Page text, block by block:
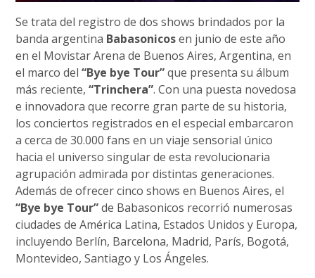
Se trata del registro de dos shows brindados por la
banda argentina Babasonicosen junio de este año
en el Movistar Arena de Buenos Aires, Argentina, en
el marco del“Bye bye Tour”que presenta su álbum
más reciente,“Trinchera”. Con una puesta novedosa
e innovadora que recorre gran parte de su historia,
los conciertos registrados en el especial embarcaron
a cerca de 30.000 fans en un viaje sensorial único
hacia el universo singular de esta revolucionaria
agrupación admirada por distintas generaciones.
Además de ofrecer cinco shows en Buenos Aires, el
“Bye bye Tour”de Babasonicos recorrió numerosas
ciudades de América Latina, Estados Unidos y Europa,
incluyendo Berlín, Barcelona, Madrid, París, Bogotá,
Montevideo, Santiago y Los Ángeles.